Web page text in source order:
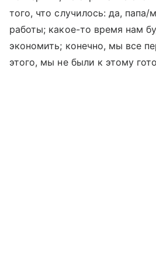
того, что случилось: да, папа/
работы; какое-то время нам
экономить; конечно, мы все
этого, мы не были к этому